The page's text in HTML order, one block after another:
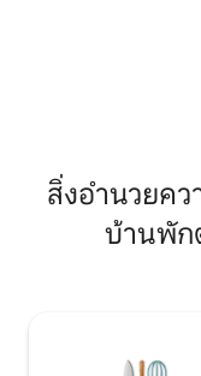
สิ่งอำนวยค
บ้านพัก